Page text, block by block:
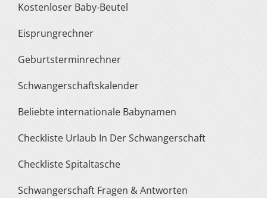
Kostenloser Baby-Beutel
Eisprungrechner
Geburtsterminrechner
Schwangerschaftskalender
Beliebte internationale Babynamen
Checkliste Urlaub In Der Schwangerschaft
Checkliste Spitaltasche
Schwangerschaft Fragen & Antworten